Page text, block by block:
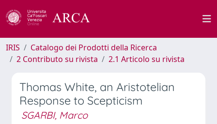
IRIS
Catalogo dei Prodotti della Ricerca
2 Contributo su rivista
2.1 Articolo su rivista
Thomas White, an Aristotelian
Response to Scepticism
SGARBI, Marco